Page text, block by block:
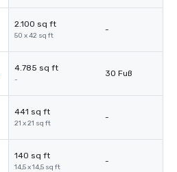
2.100 sq ft
50 x 42 sq ft
-
4.785 sq ft
-
30 Fuß
441 sq ft
21 x 21 sq ft
-
140 sq ft
14,5 x 14,5 sq ft
-